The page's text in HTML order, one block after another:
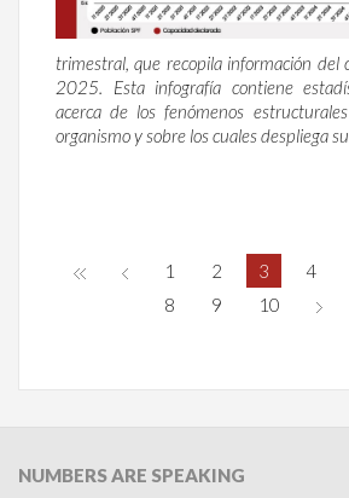
trimestral, que recopila información del
2025. Esta infografía contiene
acerca de los fenómenos
organismo y sobre los cuales despliega
1
2 3 4
8
9 10
NUMBERSARE SPEAKING